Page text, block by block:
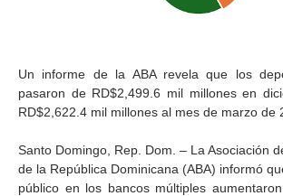
Un informe de la ABA revela que los
pasaron de RD$2,499.6 mil millones en
RD$2,622.4 mil millones al mes de marzo de
Santo Domingo, Rep. Dom. – La Asociación
de la República Dominicana (ABA) informó
público en los bancos múltiples